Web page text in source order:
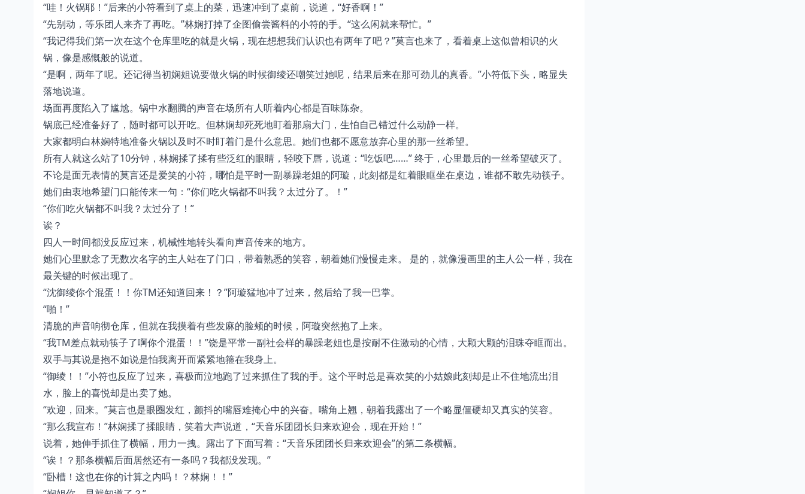
“哇！火锅耶！”后来的小符看到了桌上的菜，迅速冲到了桌前，说道，“好香啊！”
“先别动，等乐团人来齐了再吃。”林娴打掉了企图偷尝酱料的小符的手。“这么闲就来帮忙。”
“我记得我们第一次在这个仓库里吃的就是火锅，现在想想我们认识也有两年了吧？”莫言也来了，看着桌上这似曾相识的火
锅，像是感慨般的说道。
“是啊，两年了呢。还记得当初娴姐说要做火锅的时候御绫还嘲笑过她呢，结果后来在那可劲儿的真香。”小符低下头，略显失
落地说道。
场面再度陷入了尴尬。锅中水翻腾的声音在场所有人听着内心都是百味陈杂。
锅底已经准备好了，随时都可以开吃。但林娴却死死地盯着那扇大门，生怕自己错过什么动静一样。
大家都明白林娴特地准备火锅以及时不时盯着门是什么意思。她们也都不愿意放弃心里的那一丝希望。
所有人就这么站了10分钟，林娴揉了揉有些泛红的眼睛，轻咬下唇，说道：“吃饭吧……” 终于，心里最后的一丝希望破灭了。
不论是面无表情的莫言还是爱笑的小符，哪怕是平时一副暴躁老姐的阿璇，此刻都是红着眼眶坐在桌边，谁都不敢先动筷子。
她们由衷地希望门口能传来一句：“你们吃火锅都不叫我？太过分了。！”
“你们吃火锅都不叫我？太过分了！”
诶？
四人一时间都没反应过来，机械性地转头看向声音传来的地方。
她们心里默念了无数次名字的主人站在了门口，带着熟悉的笑容，朝着她们慢慢走来。 是的，就像漫画里的主人公一样，我在
最关键的时候出现了。
“沈御绫你个混蛋！！你TM还知道回来！？”阿璇猛地冲了过来，然后给了我一巴掌。
“啪！”
清脆的声音响彻仓库，但就在我摸着有些发麻的脸颊的时候，阿璇突然抱了上来。
“我TM差点就动筷子了啊你个混蛋！！”饶是平常一副社会样的暴躁老姐也是按耐不住激动的心情，大颗大颗的泪珠夺眶而出。
双手与其说是抱不如说是怕我离开而紧紧地箍在我身上。
“御绫！！”小符也反应了过来，喜极而泣地跑了过来抓住了我的手。这个平时总是喜欢笑的小姑娘此刻却是止不住地流出泪
水，脸上的喜悦却是出卖了她。
“欢迎，回来。”莫言也是眼圈发红，颤抖的嘴唇难掩心中的兴奋。嘴角上翘，朝着我露出了一个略显僵硬却又真实的笑容。
“那么我宣布！”林娴揉了揉眼睛，笑着大声说道，“天音乐团团长归来欢迎会，现在开始！”
说着，她伸手抓住了横幅，用力一拽。露出了下面写着：“天音乐团团长归来欢迎会”的第二条横幅。
“诶！？那条横幅后面居然还有一条吗？我都没发现。”
“卧槽！这也在你的计算之内吗！？林娴！！”